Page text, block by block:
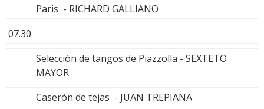
Paris - RICHARD GALLIANO
07.30
Selección de tangos de Piazzolla - SEXTETO
MAYOR
Caserón de tejas - JUAN TREPIANA